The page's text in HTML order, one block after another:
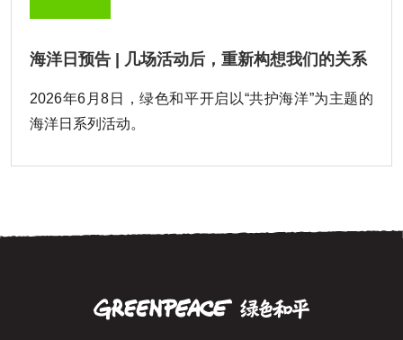
海洋日预告 | 几场活动后，重新构想我们的关系
2026年6月8日，绿色和平开启以“共护海洋”为主题的
海洋日系列活动。